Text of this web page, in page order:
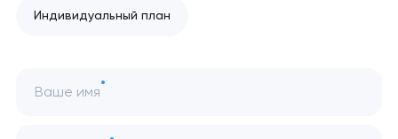
Индивидуальный план
Ваше имя